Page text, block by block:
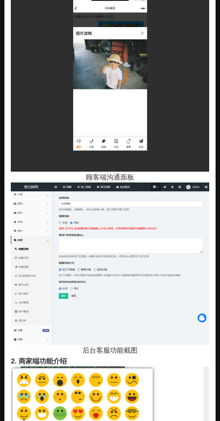
顾客端沟通面板
后台客服功能截图
2. 商家端功能介绍